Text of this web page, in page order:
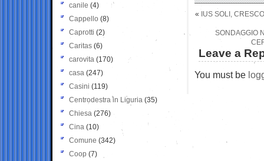
« IUS SOLI,
SONDAGGIO
Leave a
You must be
canile (4)
Cappello (8)
Caprotti (2)
Caritas (6)
carovita (170)
casa (247)
Casini (119)
Centrodestra in Liguria (35)
Chiesa (276)
Cina (10)
Comune (342)
Coop (7)